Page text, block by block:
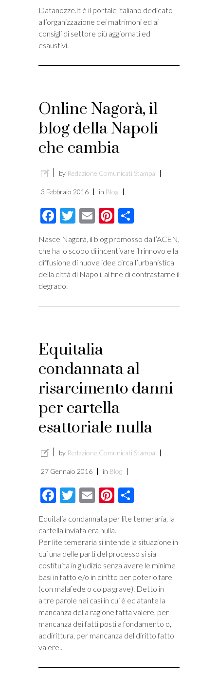
Datanozze.it è il portale italiano dedicato
all’organizzazione dei matrimoni ed ai
consigli di settore più aggiornati ed
esaustivi.
Online Nagorà, il
blog della Napoli
che cambia
by Redazione Comunicati Stampa
3 Febbraio 2016 in Blog
Facebook
Twitter
EmailPinterest
Nasce Nagorà, il blog promosso dall’ACEN,
che ha lo scopo di incentivare il rinnovo e la
diffusione di nuove idee circa l’urbanistica
della città di Napoli, al fine di contrastarne il
degrado.
Equitalia
condannata al
risarcimento danni
per cartella
esattoriale nulla
by Redazione Comunicati Stampa
27 Gennaio 2016 in Blog
Facebook
Twitter
EmailPinterest
Equitalia condannata per lite temeraria, la
cartella inviata era nulla.
Per lite temeraria si intende la situazione in
cui una delle parti del processo si sia
costituita in giudizio senza avere le minime
basi in fatto e/o in diritto per poterlo fare
(con malafede o colpa grave). Detto in
altre parole nei casi in cui è eclatante la
mancanza della ragione fatta valere, per
mancanza dei fatti posti a fondamento o,
addirittura, per mancanza del diritto fatto
valere..